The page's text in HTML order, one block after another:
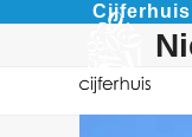
Cijferhuis